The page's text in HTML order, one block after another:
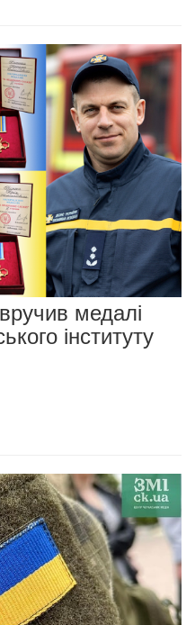
медалі
інституту